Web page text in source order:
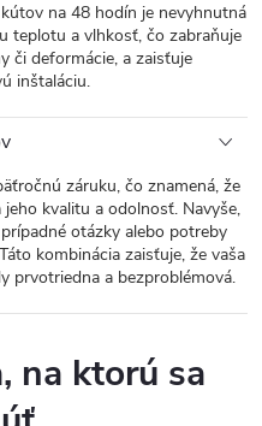
na 48 hodín je nevyhnutná
teplotu a vlhkosť, čo zabraňuje
či deformácie, a zaisťuje
inštaláciu.
záruku, čo znamená, že
kvalitu a odolnosť. Navyše,
otázky alebo potreby
kombinácia zaisťuje, že vaša
prvotriedna a bezproblémová.
na ktorú sa